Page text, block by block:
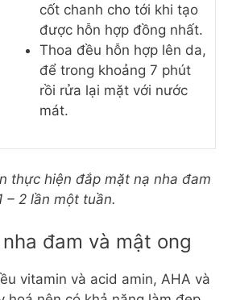
cốt chanh cho tới khi tạo
được hỗn hợp đồng nhất.
Thoa đều hỗn hợp lên da,
để trong khoảng 7 phút
rồi rửa lại mặt với nước
mát.
thực hiện đắp mặt nạ nha đam
– 2 lần một tuần.
đam và mật ong
vitamin và acid amin, AHA và